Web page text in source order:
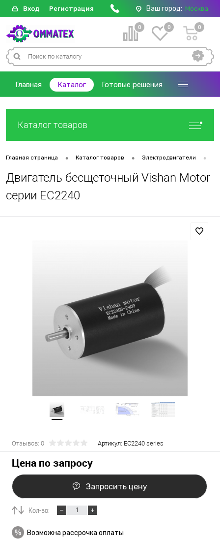
Вход Регистрация Ваш город: Москва
0 0 0
Главная Каталог Готовые решения
Каталог товаров
Главная страница • Каталог товаров • Электродвигатели •
Двигатель бесщеточный Vishan Motor
серии EC2240
Отзывов: 0 Артикул: EC2240 series
Цена по запросу
Запросить цену
Кол-во:
Возможна рассрочка оплаты